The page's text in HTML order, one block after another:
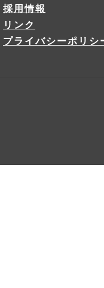
採用情報
リンク
プライバシーポリシ